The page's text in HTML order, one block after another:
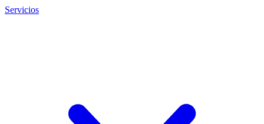
Servicios